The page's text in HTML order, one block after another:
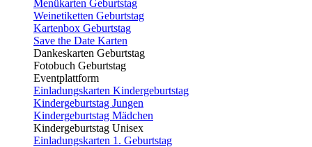
Menükarten Geburtstag
Weinetiketten Geburtstag
Kartenbox Geburtstag
Save the Date Karten
Dankeskarten Geburtstag
Fotobuch Geburtstag
Eventplattform
Einladungskarten Kindergeburtstag
Kindergeburtstag Jungen
Kindergeburtstag Mädchen
Kindergeburtstag Unisex
Einladungskarten 1. Geburtstag